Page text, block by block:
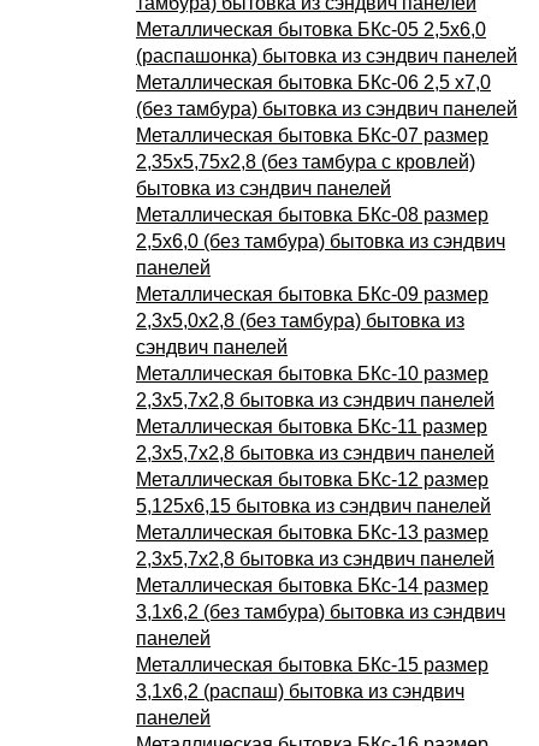
Металлическая бытовка БКс-05 2,5х6,0
(распашонка) бытовка из сэндвич панелей
Металлическая бытовка БКс-06 2,5 х7,0
(без тамбура) бытовка из сэндвич панелей
Металлическая бытовка БКс-07 размер
2,35х5,75х2,8 (без тамбура с кровлей)
бытовка из сэндвич панелей
Металлическая бытовка БКс-08 размер
2,5х6,0 (без тамбура) бытовка из сэндвич
панелей
Металлическая бытовка БКс-09 размер
2,3х5,0х2,8 (без тамбура) бытовка из
сэндвич панелей
Металлическая бытовка БКс-10 размер
2,3х5,7х2,8 бытовка из сэндвич панелей
Металлическая бытовка БКс-11 размер
2,3х5,7х2,8 бытовка из сэндвич панелей
Металлическая бытовка БКс-12 размер
5,125х6,15 бытовка из сэндвич панелей
Металлическая бытовка БКс-13 размер
2,3х5,7х2,8 бытовка из сэндвич панелей
Металлическая бытовка БКс-14 размер
3,1х6,2 (без тамбура) бытовка из сэндвич
панелей
Металлическая бытовка БКс-15 размер
3,1х6,2 (распаш) бытовка из сэндвич
панелей